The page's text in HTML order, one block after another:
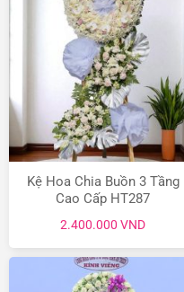
Kệ Hoa Chia Buồn 3 Tầng
Cao Cấp HT287
2.400.000 VND